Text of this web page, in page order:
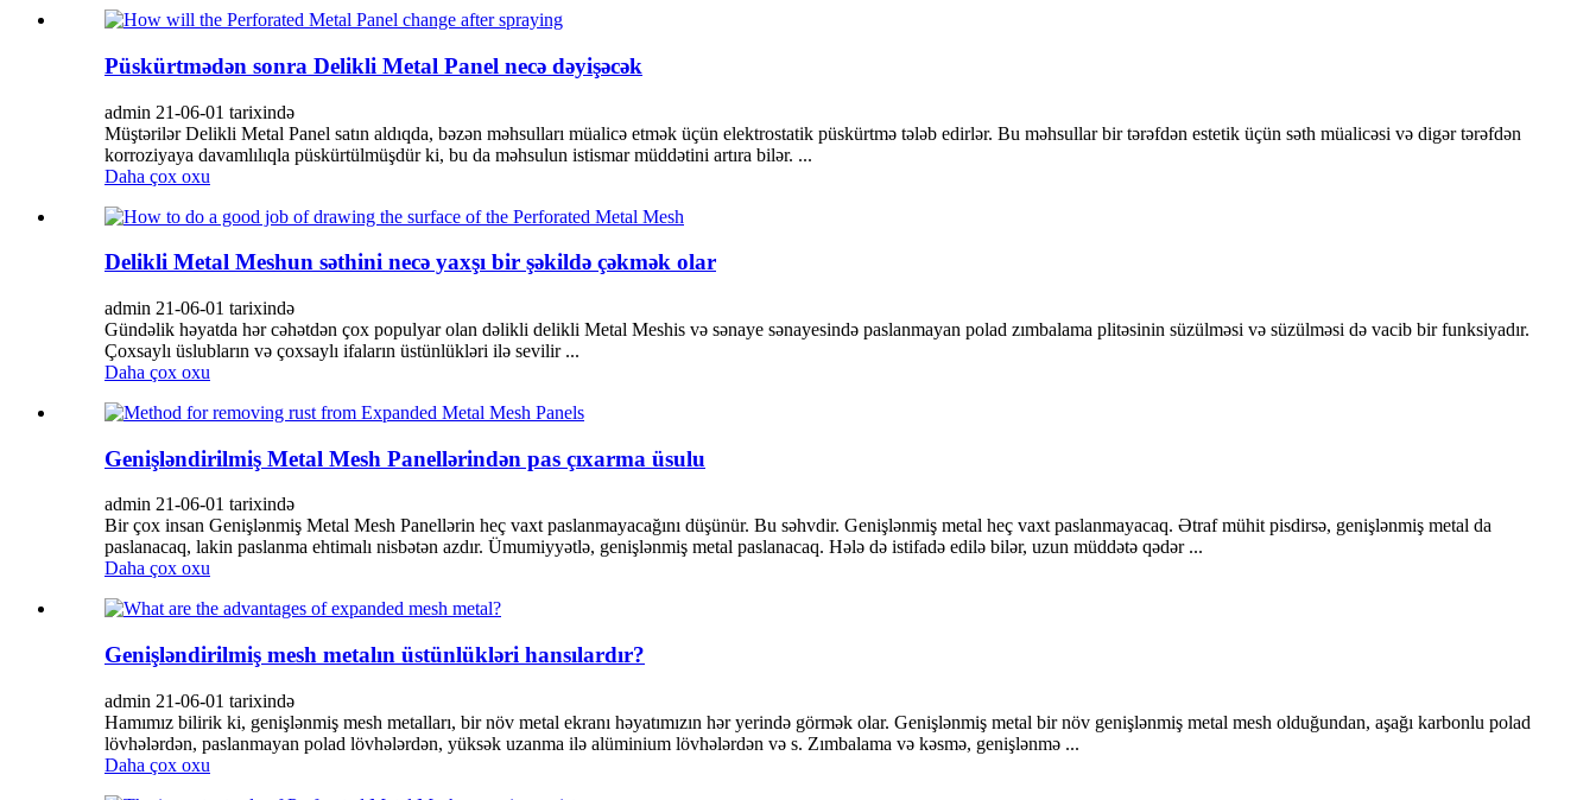
Püskürtmədən sonra Delikli Metal Panel necə dəyişəcək
admin 21-06-01 tarixində
Müştərilər Delikli Metal Panel satın aldıqda, bəzən məhsulları müalicə etmək üçün elektrostatik püskürtmə tələb edirlər. Bu məhsullar bir tərəfdən estetik üçün səth müalicəsi və digər tərəfdən
korroziyaya davamlılıqla püskürtülmüşdür ki, bu da məhsulun istismar müddətini artıra bilər. ...
Daha çox oxu
Delikli Metal Meshun səthini necə yaxşı bir şəkildə çəkmək olar
admin 21-06-01 tarixində
Gündəlik həyatda hər cəhətdən çox populyar olan dəlikli delikli Metal Meshis və sənaye sənayesində paslanmayan polad zımbalama plitəsinin süzülməsi və süzülməsi də vacib bir funksiyadır.
Çoxsaylı üslubların və çoxsaylı ifaların üstünlükləri ilə sevilir ...
Daha çox oxu
Genişləndirilmiş Metal Mesh Panellərindən pas çıxarma üsulu
admin 21-06-01 tarixində
Bir çox insan Genişlənmiş Metal Mesh Panellərin heç vaxt paslanmayacağını düşünür. Bu səhvdir. Genişlənmiş metal heç vaxt paslanmayacaq. Ətraf mühit pisdirsə, genişlənmiş metal da
paslanacaq, lakin paslanma ehtimalı nisbətən azdır. Ümumiyyətlə, genişlənmiş metal paslanacaq. Hələ də istifadə edilə bilər, uzun müddətə qədər ...
Daha çox oxu
Genişləndirilmiş mesh metalın üstünlükləri hansılardır?
admin 21-06-01 tarixində
Hamımız bilirik ki, genişlənmiş mesh metalları, bir növ metal ekranı həyatımızın hər yerində görmək olar. Genişlənmiş metal bir növ genişlənmiş metal mesh olduğundan, aşağı karbonlu polad
lövhələrdən, paslanmayan polad lövhələrdən, yüksək uzanma ilə alüminium lövhələrdən və s. Zımbalama və kəsmə, genişlənmə ...
Daha çox oxu